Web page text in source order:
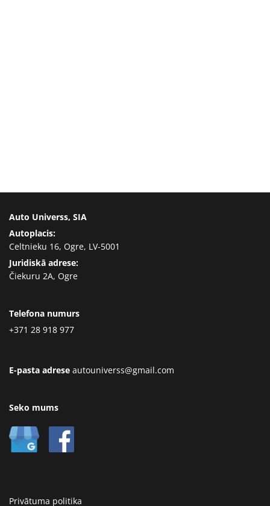
Auto Universs, SIA
Autoplacis:
Celtnieku 16, Ogre, LV-5001
Juridiskā adrese:
Čiekuru 2A, Ogre
Telefona numurs
+371 28 918 977
E-pasta adrese autouniverss@gmail.com
Seko mums
Privātuma politika